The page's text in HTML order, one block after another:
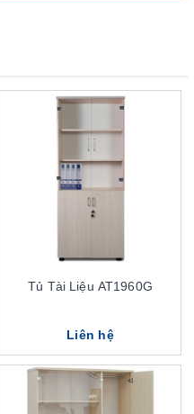
Tủ Tài Liệu AT1960G
Liên hệ